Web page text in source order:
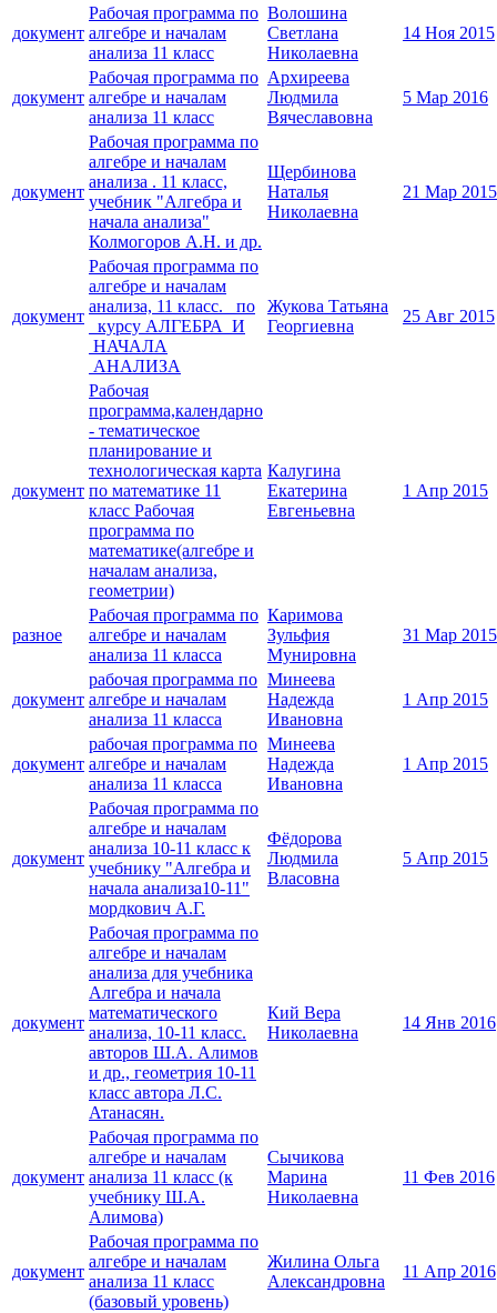
документ
Рабочая программа по
алгебре и началам
анализа 11 класс
Волошина
Светлана
Николаевна
14 Ноя 2015
документ
Рабочая программа по
алгебре и началам
анализа 11 класс
Архиреева
Людмила
Вячеславовна
5 Мар 2016
документ
Рабочая программа по
алгебре и началам
анализа . 11 класс,
учебник "Алгебра и
начала анализа"
Колмогоров А.Н. и др.
Щербинова
Наталья
Николаевна
21 Мар 2015
документ
Рабочая программа по
алгебре и началам
анализа, 11 класс. по
курсу АЛГЕБРА И
НАЧАЛА
АНАЛИЗА
Жукова Татьяна
Георгиевна
25 Авг 2015
документ
Рабочая
программа,календарно
- тематическое
планирование и
технологическая карта
по математике 11
класс Рабочая
программа по
математике(алгебре и
началам анализа,
геометрии)
Калугина
Екатерина
Евгеньевна
1 Апр 2015
разное
Рабочая программа по
алгебре и началам
анализа 11 класса
Каримова
Зульфия
Мунировна
31 Мар 2015
документ
рабочая программа по
алгебре и началам
анализа 11 класса
Минеева
Надежда
Ивановна
1 Апр 2015
документ
рабочая программа по
алгебре и началам
анализа 11 класса
Минеева
Надежда
Ивановна
1 Апр 2015
документ
Рабочая программа по
алгебре и началам
анализа 10-11 класс к
учебнику "Алгебра и
начала анализа10-11"
мордкович А.Г.
Фёдорова
Людмила
Власовна
5 Апр 2015
документ
Рабочая программа по
алгебре и началам
анализа для учебника
Алгебра и начала
математического
анализа, 10-11 класс.
авторов Ш.А. Алимов
и др., геометрия 10-11
класс автора Л.С.
Атанасян.
Кий Вера
Николаевна
14 Янв 2016
документ
Рабочая программа по
алгебре и началам
анализа 11 класс (к
учебнику Ш.А.
Алимова)
Сычикова
Марина
Николаевна
11 Фев 2016
документ
Рабочая программа по
алгебре и началам
анализа 11 класс
(базовый уровень)
Жилина Ольга
Александровна
11 Апр 2016